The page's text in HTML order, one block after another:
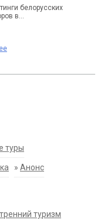
белорусских
в...
туры
» Анонс
туризм